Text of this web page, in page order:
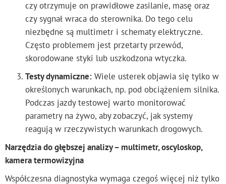
czy otrzymuje on prawidłowe zasilanie, masę oraz
czy sygnał wraca do sterownika. Do tego celu
niezbędne są multimetr i schematy elektryczne.
Często problemem jest przetarty przewód,
skorodowane styki lub uszkodzona wtyczka.
Testy dynamiczne: Wiele usterek objawia się tylko w
określonych warunkach, np. pod obciążeniem silnika.
Podczas jazdy testowej warto monitorować
parametry na żywo, aby zobaczyć, jak systemy
reagują w rzeczywistych warunkach drogowych.
Narzędzia do głębszej analizy – multimetr, oscyloskop,
kamera termowizyjna
Współczesna diagnostyka wymaga czegoś więcej niż tylko